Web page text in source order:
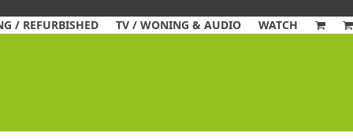
/ REFURBISHED TV / WONING & AUDIO WATCH